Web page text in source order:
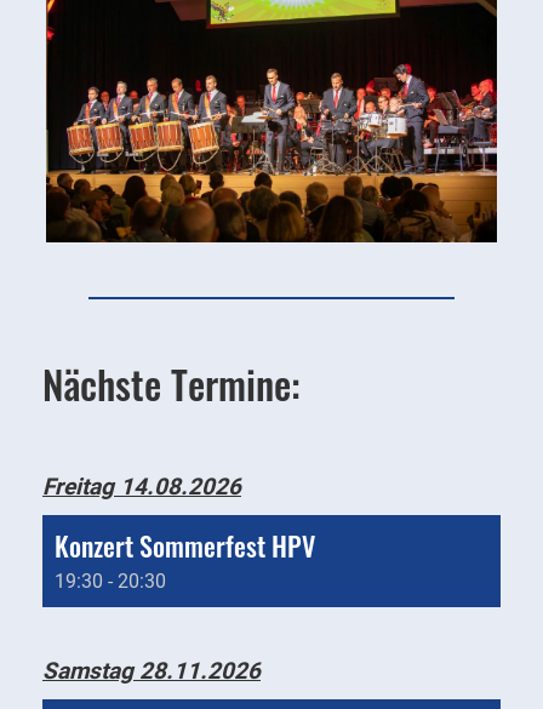
Nächste Termine:
Freitag 14.08.2026
Konzert Sommerfest HPV
19:30 - 20:30
Samstag 28.11.2026